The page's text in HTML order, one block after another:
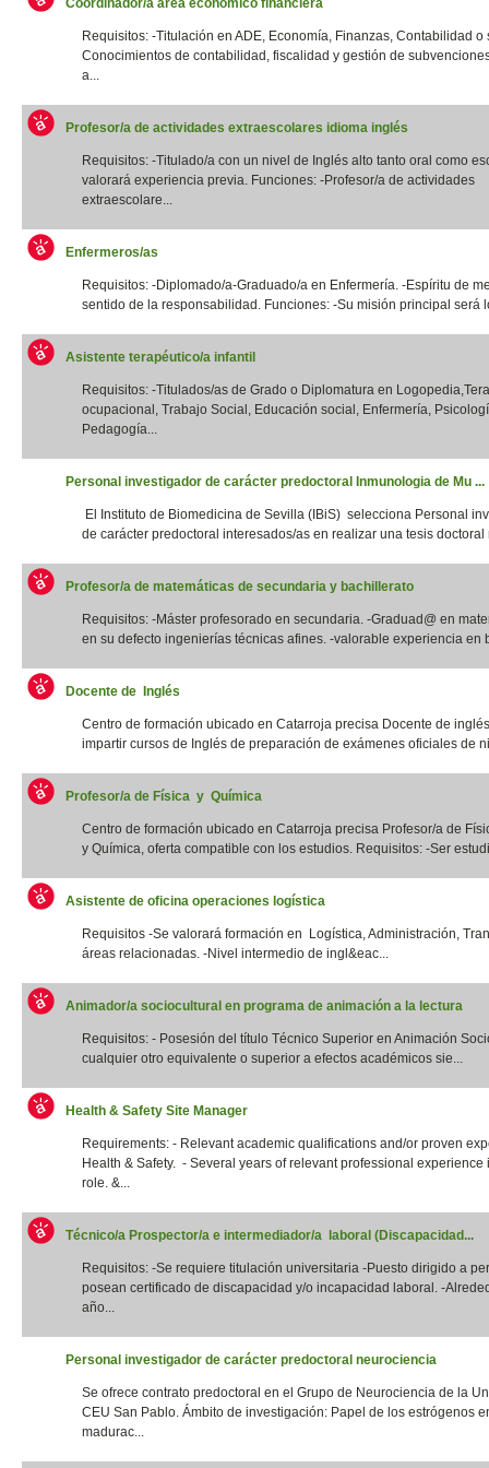
Coordinador/a área económico financiera
Requisitos: -Titulación en ADE, Economía, Finanzas, Contabilidad o
Conocimientos de contabilidad, fiscalidad y gestión de
a...
Profesor/a de actividades extraescolares idioma inglés
Requisitos: -Titulado/a con un nivel de Inglés alto tanto oral como
valorará experiencia previa. Funciones: -Profesor/a de actividades
extraescolare...
Enfermeros/as
Requisitos: -Diplomado/a-Graduado/a en Enfermería. -Espíritu de
sentido de la responsabilidad. Funciones: -Su misión principal será
Asistente terapéutico/a infantil
Requisitos: -Titulados/as de Grado o Diplomatura en
ocupacional, Trabajo Social, Educación social, Enfermería,
Pedagogía...
Personal investigador de carácter predoctoral Inmunologia de Mu ...
El Instituto de Biomedicina de Sevilla (IBiS) selecciona Personal
de carácter predoctoral interesados/as en realizar una tesis doctoral
Profesor/a de matemáticas de secundaria y bachillerato
Requisitos: -Máster profesorado en secundaria. -Graduad@ en
en su defecto ingenierías técnicas afines. -valorable experiencia en
Docente de Inglés
Centro de formación ubicado en Catarroja precisa Docente de
impartir cursos de Inglés de preparación de exámenes oficiales de
Profesor/a de Física y Química
Centro de formación ubicado en Catarroja precisa Profesor/a de
y Química, oferta compatible con los estudios. Requisitos: -Ser
Asistente de oficina operaciones logística
Requisitos -Se valorará formación en Logística, Administración,
áreas relacionadas. -Nivel intermedio de ingl&eac...
Animador/a sociocultural en programa de animación a la lectura
Requisitos: - Posesión del título Técnico Superior en Animación
cualquier otro equivalente o superior a efectos académicos sie...
Health & Safety Site Manager
Requirements: - Relevant academic qualifications and/or proven
Health & Safety. - Several years of relevant professional experience
role. &...
Técnico/a Prospector/a e intermediador/a laboral (Discapacidad...
Requisitos: -Se requiere titulación universitaria -Puesto dirigido a
posean certificado de discapacidad y/o incapacidad laboral. -
año...
Personal investigador de carácter predoctoral neurociencia
Se ofrece contrato predoctoral en el Grupo de Neurociencia de la
CEU San Pablo. Ámbito de investigación: Papel de los estrógenos
madurac...